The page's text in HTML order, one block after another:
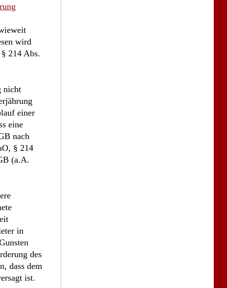
wird
214 Abs.
nicht
einer
eine
nach
§ 214
(a.A.
in
des
dass dem
ist.